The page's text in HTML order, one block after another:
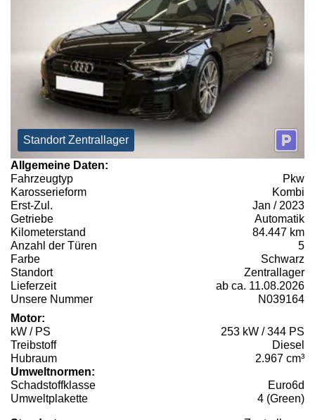
Standort Zentrallager
Allgemeine Daten:
Fahrzeugtyp
Pkw
Karosserieform
Kombi
Erst-Zul.
Jan / 2023
Getriebe
Automatik
Kilometerstand
84.447 km
Anzahl der Türen
5
Farbe
Schwarz
Standort
Zentrallager
Lieferzeit
ab ca. 11.08.2026
Unsere Nummer
N039164
Motor:
kW / PS
253 kW / 344 PS
Treibstoff
Diesel
Hubraum
2.967 cm³
Umweltnormen:
Schadstoffklasse
Euro6d
Umweltplakette
4 (Green)